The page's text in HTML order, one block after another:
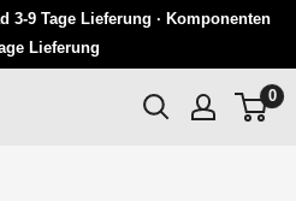
3-9 Tage Lieferung · Komponenten
Lieferung
0